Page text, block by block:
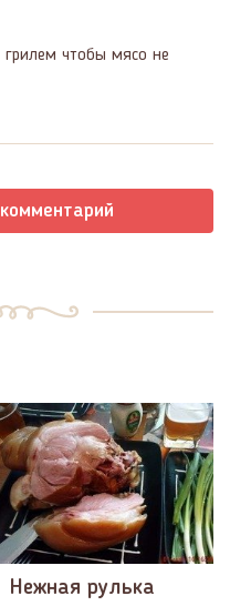
чтобы мясо не
Нежная рулька